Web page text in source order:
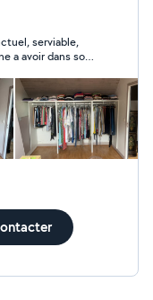
qu'elle ne
en cas de
couvert. Dans ce
affiché sur
ponctuelles
travaux,
vers un
serviable,
a avoir dans son